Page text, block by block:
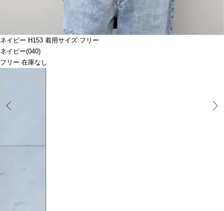
ネイビー H153 着用サイズ:フリー
ネイビー(040)
フリー 在庫なし